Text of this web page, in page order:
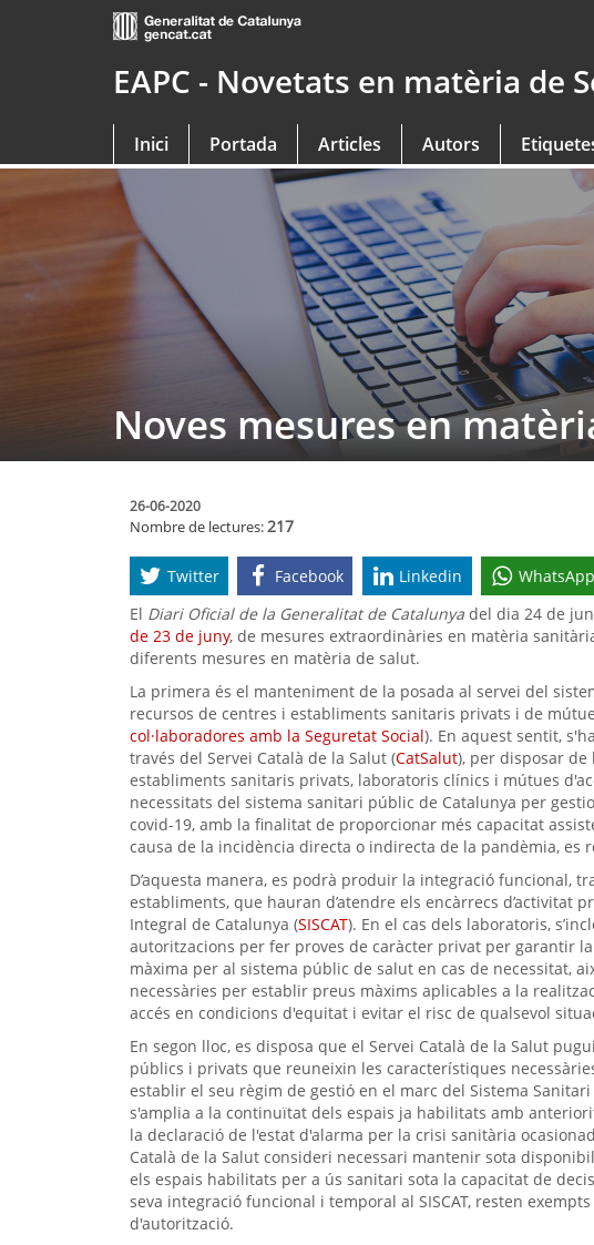
EAPC - Novetats en matèria de
Inici Portada Articles Autors
Noves mesures en
26-06-2020
Nombre de lectures:217
Twitter Facebook Linkedin WhatsApp
El Diari Oficial de la Generalitat de Catalunya del dia 24 de
de 23 de juny, de mesures extraordinàries en matèria
diferents mesures en matèria de salut.
La primera és el manteniment de la posada al servei del
recursos de centres i establiments sanitaris privats i de
col·laboradores amb la Seguretat Social). En aquest sentit,
través del Servei Català de la Salut (CatSalut), per disposar
establiments sanitaris privats, laboratoris clínics i mútues
necessitats del sistema sanitari públic de Catalunya per
covid-19, amb la finalitat de proporcionar més capacitat
causa de la incidència directa o indirecta de la pandèmia, es
D’aquesta manera, es podrà produir la integració funcional,
establiments, que hauran d’atendre els encàrrecs d’activitat
Integral de Catalunya (SISCAT). En el cas dels laboratoris,
autoritzacions per fer proves de caràcter privat per garantir
màxima per al sistema públic de salut en cas de necessitat,
necessàries per establir preus màxims aplicables a la
accés en condicions d'equitat i evitar el risc de qualsevol
En segon lloc, es disposa que el Servei Català de la Salut
públics i privats que reuneixin les característiques
establir el seu règim de gestió en el marc del Sistema
s'amplia a la continuïtat dels espais ja habilitats amb
la declaració de l'estat d'alarma per la crisi sanitària
Català de la Salut consideri necessari mantenir sota
els espais habilitats per a ús sanitari sota la capacitat de
seva integració funcional i temporal al SISCAT, resten
d'autorització.